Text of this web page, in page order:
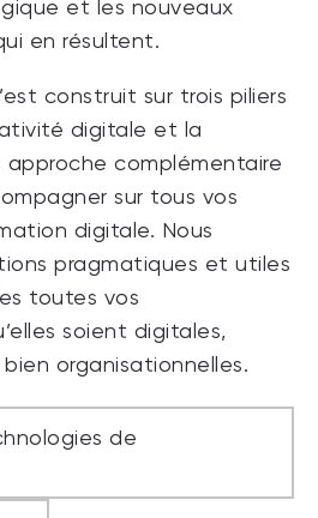
et les nouveaux
en résultent.
construit sur trois piliers
digitale et la
complémentaire
sur tous vos
digitale. Nous
pragmatiques et utiles
toutes vos
soient digitales,
organisationnelles.
de